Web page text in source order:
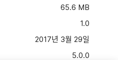
65.6 MB
1.0
2017년 3월 29일
5.0.0